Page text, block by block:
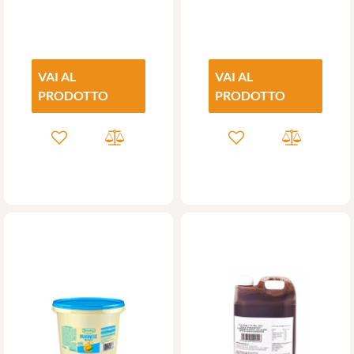
VAI AL
PRODOTTO
VAI AL
PRODOTTO